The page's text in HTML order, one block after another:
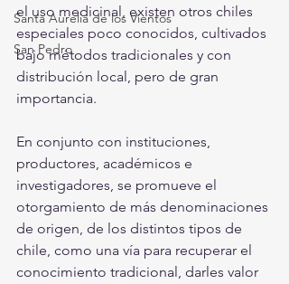
Santa Aurelia de los Vientos
San Pedro
el uso medicinal, existen otros chiles
especiales poco conocidos, cultivados
bajo métodos tradicionales y con
distribución local, pero de gran
importancia.
En conjunto con instituciones,
productores, académicos e
investigadores, se promueve el
otorgamiento de más denominaciones
de origen, de los distintos tipos de
chile, como una vía para recuperar el
conocimiento tradicional, darles valor